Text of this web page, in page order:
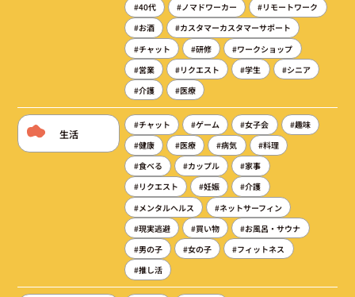
#40代
#ノマドワーカー
#リモートワーク
#お酒
#カスタマーカスタマーサポート
#チャット
#研修
#ワークショップ
#営業
#リクエスト #学生
#シニア
#介護
#医療
生活
#チャット #ゲーム #女子会
#趣味
#健康
#医療 #病気
#料理
#食べる
#カップル
#家事
#リクエスト
#妊娠
#介護
#メンタルヘルス
#ネットサーフィン
#現実逃避
#買い物
#お風呂・サウナ
#男の子
#女の子
#フィットネス
#推し活